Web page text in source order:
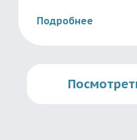
Подробнее